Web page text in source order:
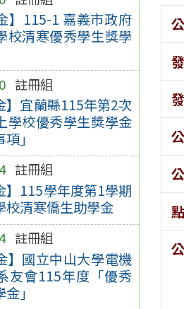
】115-1 嘉義市政府
校清寒優秀學生獎學
註冊組
】宜蘭縣115年第2次
學校優秀學生獎學金
」
註冊組
】115學年度第1學期
校清寒僑生助學金
註冊組
】國立中山大學電機
友會115年度「優秀
」